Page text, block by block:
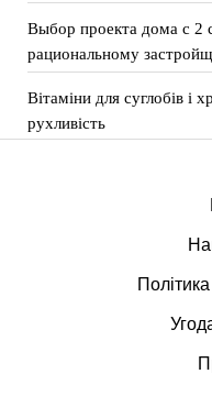
Выбор проекта дома с 2
рациональному
Вітаміни для суглобів і
рухливість